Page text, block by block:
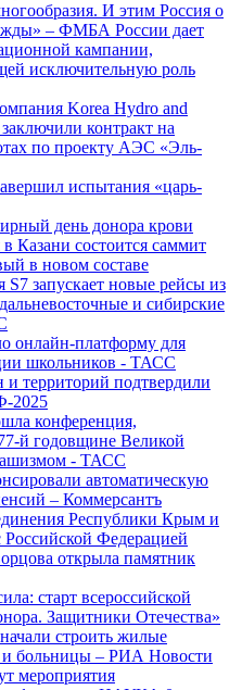
И этим Россия о
– ФМБА России дает
кампании,
исключительную роль
Korea Hydro and
контракт на
по проекту АЭС «Эль-
испытания «царь-
день донора крови
в Казани состоится саммит
в новом составе
запускает новые рейсы из
и сибирские
онлайн-платформу для
школьников - ТАСС
и территорий подтвердили
2025
конференция,
й годовщине Великой
- ТАСС
автоматическую
– Коммерсантъ
Республики Крым и
Российской Федерацией
открыла памятник
старт всероссийской
Защитники Отечества»
строить жилые
больницы – РИА Новости
мероприятия